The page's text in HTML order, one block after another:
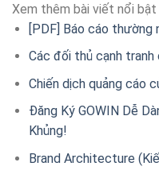
Xem thêm bài viết nổi bật
[PDF] Báo cáo thường
Các đối thủ cạnh tranh
Chiến dịch quảng cáo
Đăng Ký GOWIN Dễ
Khủng!
Brand Architecture